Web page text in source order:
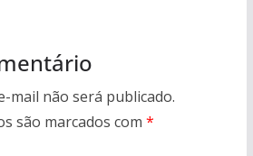
mail não será publicado.
são marcados com *